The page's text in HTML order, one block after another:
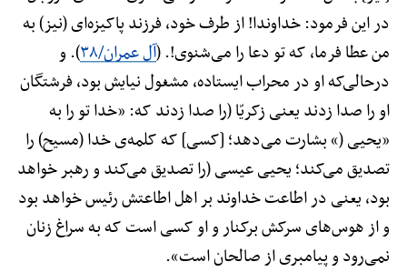
در این فرمود: خداوندا! از طرف خود، فرزند پاکیزه‌ای (نیز) به
من عطا فرما، که تو دعا را می‌شنوی!. (آل عمران/۳۸
). و
درحالی‌که او در محراب ایستاده، مشغول نیایش بود، فرشتگان
او را صدا زدند یعنی زکریّا (را صدا زدند که: «خدا تو را به
«یحیی (» بشارت می‌دهد؛ [کسی] که کلمه‌ی خدا (مسیح) را
تصدیق می‌کند؛ یحیی عیسی (را تصدیق می‌کند و رهبر خواهد
بود، یعنی در اطاعت خداوند بر اهل اطاعتش رئیس خواهد بود
و از هوس‌های سرکش برکنار و او کسی است که به سراغ زنان
نمی‌رود و پیامبری از صالحان است».